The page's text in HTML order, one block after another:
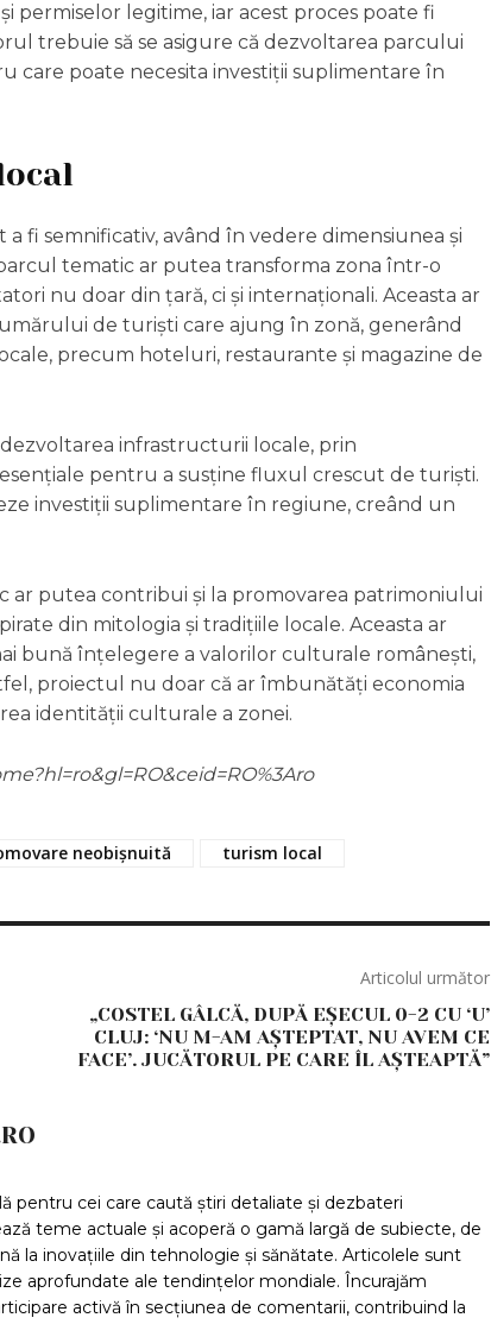
permiselor legitime, iar acest proces poate fi
trebuie să se asigure că dezvoltarea parcului
care poate necesita investiții suplimentare în
fi semnificativ, având în vedere dimensiunea și
tematic ar putea transforma zona într-o
nu doar din țară, ci și internaționali. Aceasta ar
de turiști care ajung în zonă, generând
precum hoteluri, restaurante și magazine de
infrastructurii locale, prin
pentru a susține fluxul crescut de turiști.
investiții suplimentare în regiune, creând un
ar putea contribui și la promovarea patrimoniului
din mitologia și tradițiile locale. Aceasta ar
bună înțelegere a valorilor culturale românești,
proiectul nu doar că ar îmbunătăți economia
identității culturale a zonei.
neobișnuită turism local
Articolul următor
„COSTEL GÂLCĂ, DUPĂ EŞECUL 0-2 CU ‘U’
CLUJ: ‘NU M-AM AŞTEPTAT, NU AVEM CE
FACE’. JUCĂTORUL PE CARE ÎL AŞTEAPTĂ”
pentru cei care caută știri detaliate și dezbateri
teme actuale și acoperă o gamă largă de subiecte, de
la inovațiile din tehnologie și sănătate. Articolele sunt
aprofundate ale tendințelor mondiale. Încurajăm
activă în secțiunea de comentarii, contribuind la